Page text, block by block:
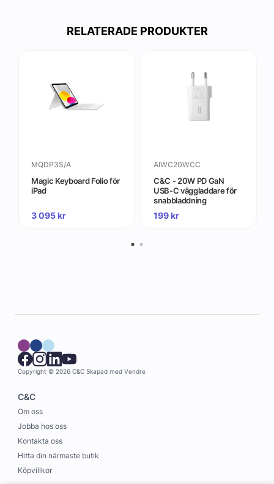
RELATERADE PRODUKTER
MQDP3S/A
Magic Keyboard Folio för
iPad
3 095kr
AIWC20WCC
C&C - 20W PD GaN
USB-C väggladdare för
snabbladdning
199kr
Copyright © 2026 C&C Skapad med Vendre
C&C
Om oss
Jobba hos oss
Kontakta oss
Hitta din närmaste butik
Köpvillkor